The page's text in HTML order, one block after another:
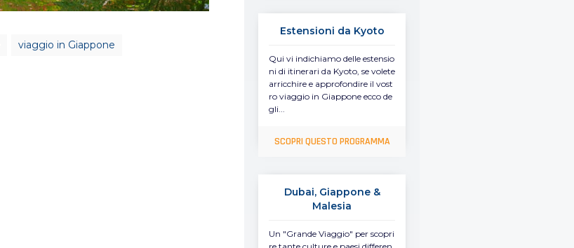
viaggio in Giappone
Estensioni da Kyoto
Qui vi indichiamo delle estensio
ni di itinerari da Kyoto, se volete
arricchire e approfondire il vost
ro viaggio in Giappone ecco de
gli...
SCOPRI QUESTO PROGRAMMA
Dubai, Giappone &
Malesia
Un "Grande Viaggio" per scopri